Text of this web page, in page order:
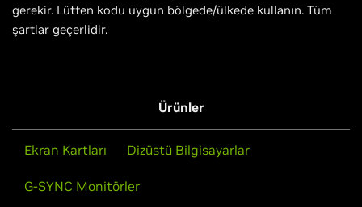
gerekir. Lütfen kodu uygun bölgede/ülkede kullanın. Tüm
şartlar geçerlidir.
Ürünler
Ekran Kartları Dizüstü Bilgisayarlar
G-SYNC Monitörler